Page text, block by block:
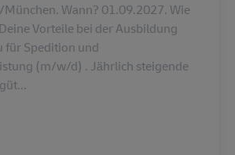
Wann? 01.09.2027. Wie
Vorteile bei der Ausbildung
Spedition und
(m/w/d) . Jährlich steigende